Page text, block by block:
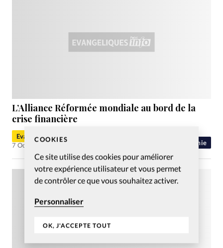
COOKIES
Ce site utilise des cookies pour améliorer
votre expérience utilisateur et vous permet
de contrôler ce que vous souhaitez activer.
Personnaliser
OK, J'ACCEPTE TOUT
Economie
L’Alliance Réformée mondiale au bord de la
crise financière
Evangéliques.info
7 Oct 2005